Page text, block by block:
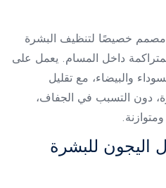
مصمم خصيصًا لتنظيف البشرة
داخل المسام. يعمل على
والبيضاء، مع تقليل
دون التسبب في الجفاف،
اليجون للبشرة